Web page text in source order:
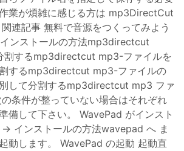
業が煩雑に感じる方は mp3DirectCut
連記事 無料で音源をつくってみよう
ンストールの方法mp3directcut
割するmp3directcut mp3-ファイルを
するmp3directcut mp3-ファイルの
して分割するmp3directcut mp3 ファ
条件が整っていない場合はそれぞれ
備して下さい。 WavePad がインスト
インストールの方法wavepad へ ま
動します。 WavePad の起動 起動直